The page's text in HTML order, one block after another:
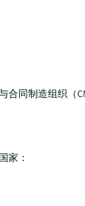
合同制造组织（
家：